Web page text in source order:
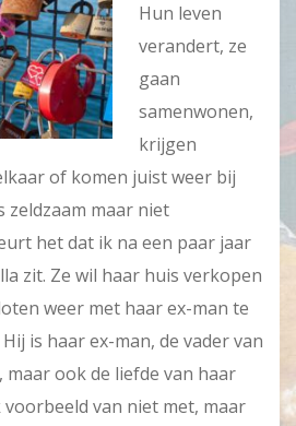
Hun leven
verandert, ze
gaan
samenwonen,
krijgen
of komen juist weer bij
zeldzaam maar niet
het dat ik na een paar jaar
zit. Ze wil haar huis verkopen
weer met haar ex-man te
is haar ex-man, de vader van
ook de liefde van haar
voorbeeld van niet met, maar